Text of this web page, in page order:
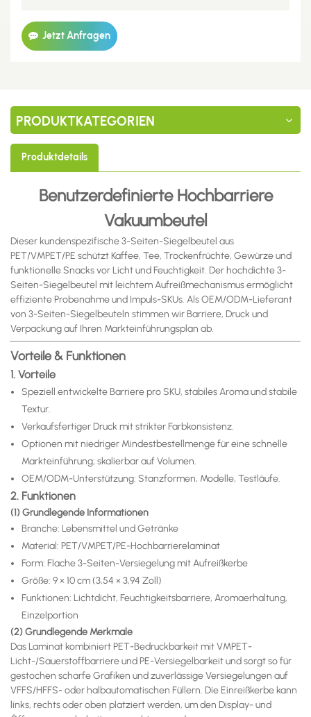
Jetzt Anfragen
PRODUKTKATEGORIEN
Produktdetails
Benutzerdefinierte Hochbarriere
Vakuumbeutel
Dieser kundenspezifische 3-Seiten-Siegelbeutel aus
PET/VMPET/PE schützt Kaffee, Tee, Trockenfrüchte, Gewürze und
funktionelle Snacks vor Licht und Feuchtigkeit. Der hochdichte 3-
Seiten-Siegelbeutel mit leichtem Aufreißmechanismus ermöglicht
effiziente Probenahme und Impuls-SKUs. Als OEM/ODM-Lieferant
von 3-Seiten-Siegelbeuteln stimmen wir Barriere, Druck und
Verpackung auf Ihren Markteinführungsplan ab.
Vorteile & Funktionen
1. Vorteile
Speziell entwickelte Barriere pro SKU, stabiles Aroma und stabile
Textur.
Verkaufsfertiger Druck mit strikter Farbkonsistenz.
Optionen mit niedriger Mindestbestellmenge für eine schnelle
Markteinführung; skalierbar auf Volumen.
OEM/ODM-Unterstützung: Stanzformen, Modelle, Testläufe.
2. Funktionen
(1) Grundlegende Informationen
Branche: Lebensmittel und Getränke
Material: PET/VMPET/PE-Hochbarrierelaminat
Form: Flache 3-Seiten-Versiegelung mit Aufreißkerbe
Größe: 9 × 10 cm (3,54 × 3,94 Zoll)
Funktionen: Lichtdicht, Feuchtigkeitsbarriere, Aromaerhaltung,
Einzelportion
(2) Grundlegende Merkmale
Das Laminat kombiniert PET-Bedruckbarkeit mit VMPET-
Licht-/Sauerstoffbarriere und PE-Versiegelbarkeit und sorgt so für
gestochen scharfe Grafiken und zuverlässige Versiegelungen auf
VFFS/HFFS- oder halbautomatischen Füllern. Die Einreißkerbe kann
links, rechts oder oben platziert werden, um den Display- und